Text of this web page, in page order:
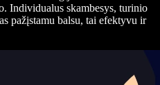
Individualus skambesys, turinio
pažįstamu balsu, tai efektyvu ir